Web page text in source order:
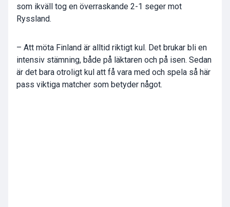
som ikväll tog en överraskande 2-1 seger mot
Ryssland.
– Att möta Finland är alltid riktigt kul. Det brukar bli en
intensiv stämning, både på läktaren och på isen. Sedan
är det bara otroligt kul att få vara med och spela så här
pass viktiga matcher som betyder något.